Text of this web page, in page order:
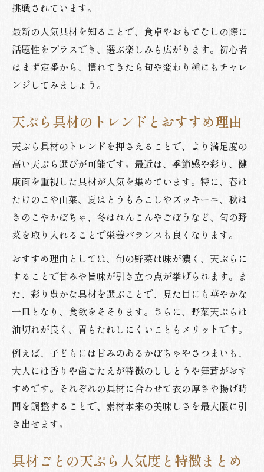
挑戦されています。
最新の人気具材を知ることで、食卓やおもてなしの際に
話題性をプラスでき、選ぶ楽しみも広がります。初心者
はまず定番から、慣れてきたら旬や変わり種にもチャレ
ンジしてみましょう。
天ぷら具材のトレンドとおすすめ理由
天ぷら具材のトレンドを押さえることで、より満足度の
高い天ぷら選びが可能です。最近は、季節感や彩り、健
康面を重視した具材が人気を集めています。特に、春は
たけのこや山菜、夏はとうもろこしやズッキーニ、秋は
きのこやかぼちゃ、冬はれんこんやごぼうなど、旬の野
菜を取り入れることで栄養バランスも良くなります。
おすすめ理由としては、旬の野菜は味が濃く、天ぷらに
することで甘みや旨味が引き立つ点が挙げられます。ま
た、彩り豊かな具材を選ぶことで、見た目にも華やかな
一皿となり、食欲をそそります。さらに、野菜天ぷらは
油切れが良く、胃もたれしにくいこともメリットです。
例えば、子どもには甘みのあるかぼちゃやさつまいも、
大人には香りや歯ごたえが特徴のししとうや舞茸がおす
すめです。それぞれの具材に合わせて衣の厚さや揚げ時
間を調整することで、素材本来の美味しさを最大限に引
き出せます。
具材ごとの天ぷら人気度と特徴まとめ